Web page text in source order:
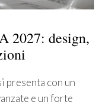
2027: design,
presenta con un
e un forte